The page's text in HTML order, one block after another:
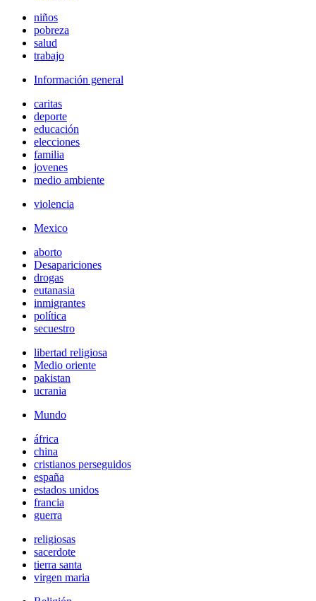
niños
pobreza
salud
trabajo
Información general
caritas
deporte
educación
elecciones
familia
jovenes
medio ambiente
violencia
Mexico
aborto
Desapariciones
drogas
eutanasia
inmigrantes
política
secuestro
libertad religiosa
Medio oriente
pakistan
ucrania
Mundo
áfrica
china
cristianos perseguidos
españa
estados unidos
francia
guerra
religiosas
sacerdote
tierra santa
virgen maria